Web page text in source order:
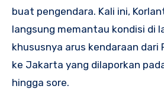
buat pengendara. Kali ini,
langsung memantau kondisi di
khususnya arus kendaraan dari
ke Jakarta yang dilaporkan
hingga sore.